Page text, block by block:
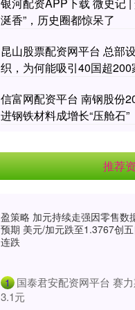
涎香”，历史圈都惊呆了
昆山股票配资网平台 总部
织，为何能吸引40国超200
信富网配资平台 南钢股份
进钢铁材料成增长“压舱石”
推荐
盈策略 加元持续走强因零售数
预期 美元/加元跌至1.3767创五
连跌
1 国泰君安配资网平台 赛
3.1元